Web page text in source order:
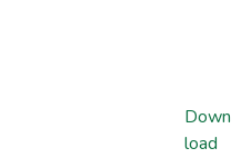
Down
load